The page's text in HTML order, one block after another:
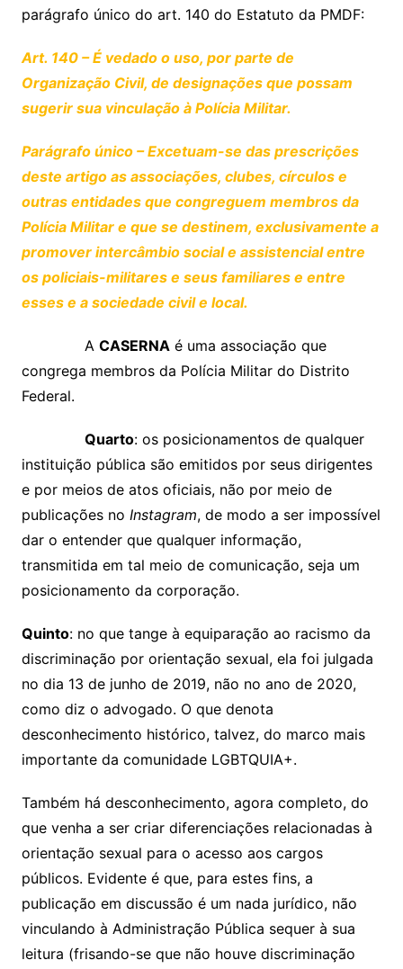
parágrafo único do art. 140 do Estatuto da PMDF:
Art. 140 – É vedado o uso, por parte de
Organização Civil, de designações que possam
sugerir sua vinculação à Polícia Militar.
Parágrafo único – Excetuam-se das prescrições
deste artigo as associações, clubes, círculos e
outras entidades que congreguem membros da
Polícia Militar e que se destinem, exclusivamente a
promover intercâmbio social e assistencial entre
os policiais-militares e seus familiares e entre
esses e a sociedade civil e local.
A CASERNAé uma associação que
congrega membros da Polícia Militar do Distrito
Federal.
Quarto: os posicionamentos de qualquer
instituição pública são emitidos por seus dirigentes
e por meios de atos oficiais, não por meio de
publicações no Instagram, de modo a ser impossível
dar o entender que qualquer informação,
transmitida em tal meio de comunicação, seja um
posicionamento da corporação.
Quinto: no que tange à equiparação ao racismo da
discriminação por orientação sexual, ela foi julgada
no dia 13 de junho de 2019, não no ano de 2020,
como diz o advogado. O que denota
desconhecimento histórico, talvez, do marco mais
importante da comunidade LGBTQUIA+.
Também há desconhecimento, agora completo, do
que venha a ser criar diferenciações relacionadas à
orientação sexual para o acesso aos cargos
públicos. Evidente é que, para estes fins, a
publicação em discussão é um nada jurídico, não
vinculando à Administração Pública sequer à sua
leitura (frisando-se que não houve discriminação